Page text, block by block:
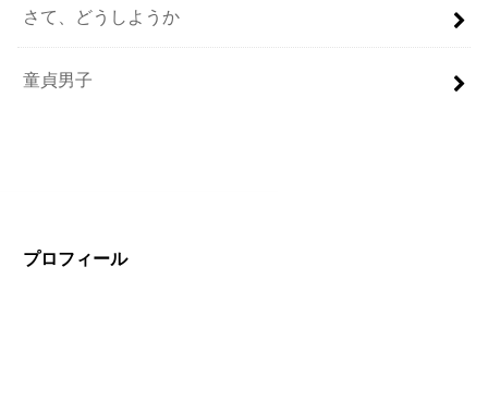
さて、どうしようか
童貞男子
プロフィール